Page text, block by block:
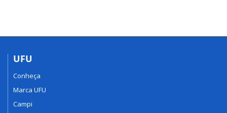
UFU
Conheça
Marca UFU
Campi